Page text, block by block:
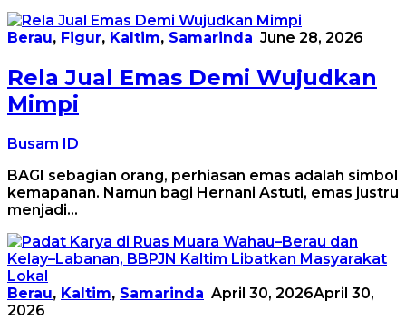
Berau, Figur, Kaltim, Samarinda June 28, 2026
Rela Jual Emas Demi Wujudkan
Mimpi
Busam ID
BAGI sebagian orang, perhiasan emas adalah simbol
kemapanan. Namun bagi Hernani Astuti, emas justru
menjadi…
Berau, Kaltim, Samarinda April 30, 2026April 30,
2026